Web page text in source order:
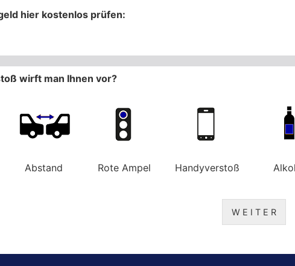
hier kostenlos prüfen:
wirft man Ihnen vor?
Abstand Rote Ampel Handyverstoß
W E I T E R